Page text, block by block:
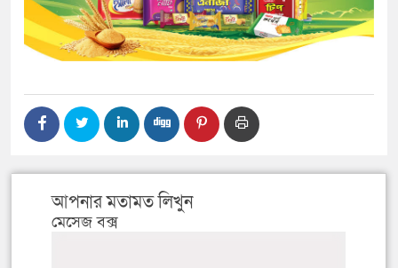
আপনার মতামত লিখুন
মেসেজ বক্স